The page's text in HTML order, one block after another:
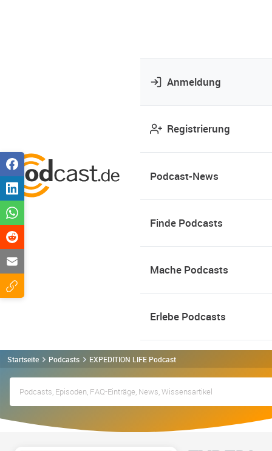
Anmeldung
Registrierung
Podcast-News
Finde Podcasts
Mache Podcasts
Erlebe Podcasts
Startseite Podcasts EXPEDITION LIFE Podcast